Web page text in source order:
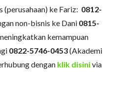
ke Fariz: 0812-
non-bisnis ke Dani 0815-
kemampuan
0822-5746-0453(Akademi
dengan klik disinivia